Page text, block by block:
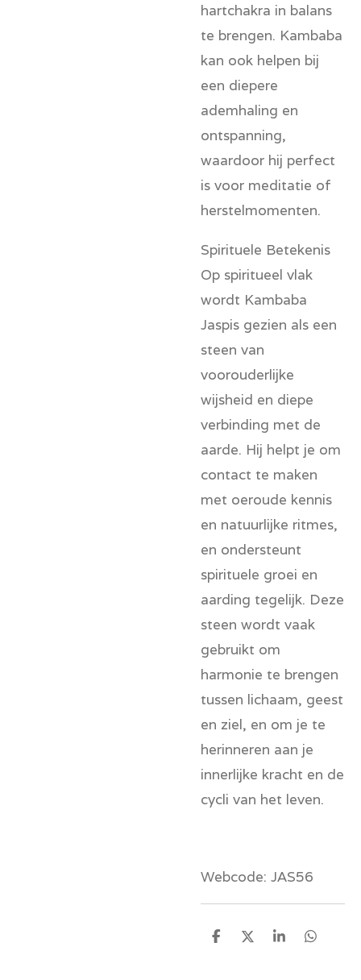
hartchakra in balans
te brengen. Kambaba
kan ook helpen bij
een diepere
ademhaling en
ontspanning,
waardoor hij perfect
is voor meditatie of
herstelmomenten.
Spirituele Betekenis
Op spiritueel vlak
wordt Kambaba
Jaspis gezien als een
steen van
voorouderlijke
wijsheid en diepe
verbinding met de
aarde. Hij helpt je om
contact te maken
met oeroude kennis
en natuurlijke ritmes,
en ondersteunt
spirituele groei en
aarding tegelijk. Deze
steen wordt vaak
gebruikt om
harmonie te brengen
tussen lichaam, geest
en ziel, en om je te
herinneren aan je
innerlijke kracht en de
cycli van het leven.
Webcode: JAS56
D
D
S
D